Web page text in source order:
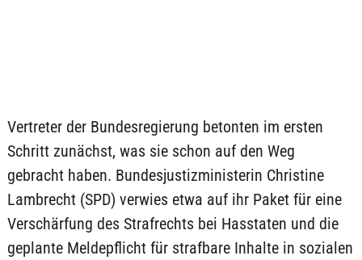
Vertreter der Bundesregierung betonten im ersten
Schritt zunächst, was sie schon auf den Weg
gebracht haben. Bundesjustizministerin Christine
Lambrecht (SPD) verwies etwa auf ihr Paket für eine
Verschärfung des Strafrechts bei Hasstaten und die
geplante Meldepflicht für strafbare Inhalte in sozialen